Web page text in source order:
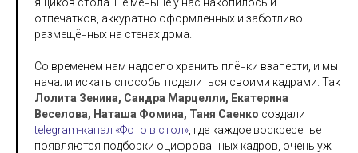
отпечатков, аккуратно оформленных и заботливо
размещённых на стенах дома.
Со временем нам надоело хранить плёнки взаперти, и мы
начали искать способы поделиться своими кадрами. Так
Лолита Зенина, Сандра Марцелли, Екатерина
Веселова, Наташа Фомина, Таня Саенко создали
telegram-канал «Фото в стол» , где каждое воскресенье
появляются подборки оцифрованных кадров, очень уж